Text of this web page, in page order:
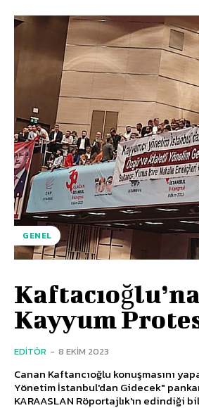
GENEL
Kaftacıoğlu’na
Kayyum
EDITÖR - 8 EKIM 2023
Canan Kaftancıoğlu konuşmasını
Yönetim İstanbul'dan Gidecek" pankartı
KARAASLAN Röportajlık'ın edindiği bilgiye göre